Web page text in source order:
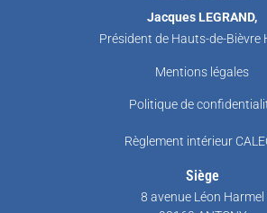
Jacques LEGRAND,
Président de Hauts-de-Bièvre
Mentions légales
Politique de
Règlement intérieur
Siège
8 avenue Léon Harmel